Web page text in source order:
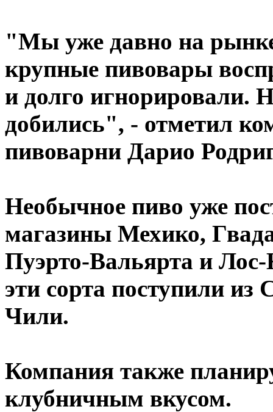
"Мы уже давно на
крупные пивовары
и долго игнорировали.
добились", - отметил
пивоварни Дарио
Необычное пиво уже
магазины Мехико,
Пуэрто-Вальярта и
эти сорта поступили
Чили.
Компания также
клубничным вкусом.